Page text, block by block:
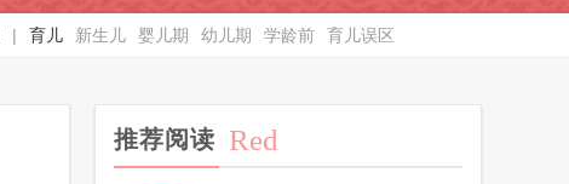
| 育儿 新生儿 婴儿期 幼儿期 学龄前
育儿误区
推荐阅读 Red